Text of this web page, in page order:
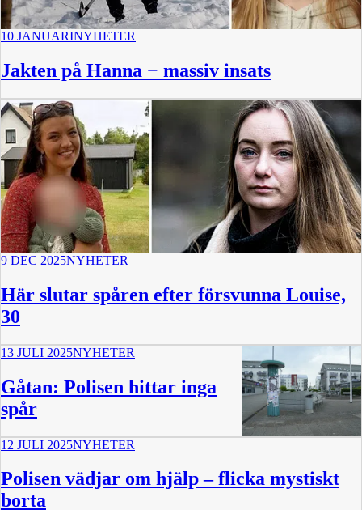
10 JANUARINYHETER
Jakten på Hanna − massiv insats
9 DEC 2025NYHETER
Här slutar spåren efter försvunna Louise,
30
13 JULI 2025NYHETER
Gåtan: Polisen hittar inga
spår
12 JULI 2025NYHETER
Polisen vädjar om hjälp – flicka mystiskt
borta